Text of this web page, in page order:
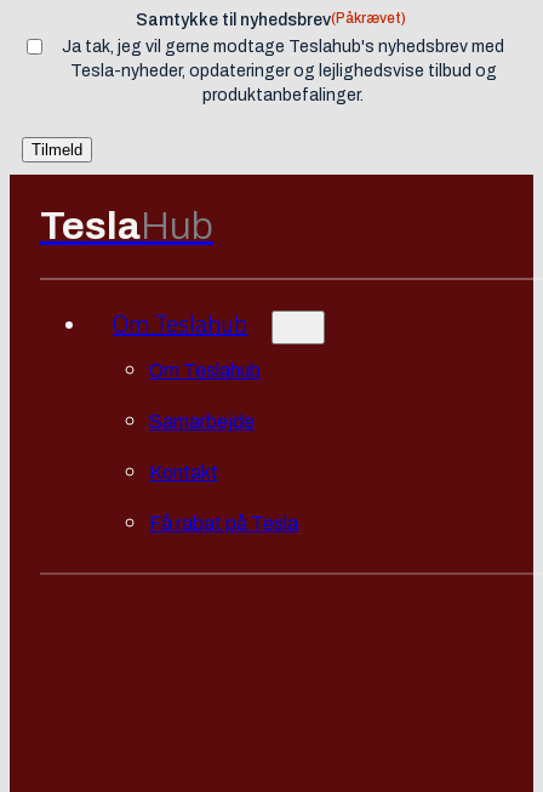
Samtykke til nyhedsbrev(Påkrævet)
Ja tak, jeg vil gerne modtage Teslahub's nyhedsbrev med
Tesla-nyheder, opdateringer og lejlighedsvise tilbud og
produktanbefalinger.
TeslaHub
Om Teslahub
Om Teslahub
Samarbejde
Kontakt
Få rabat på Tesla